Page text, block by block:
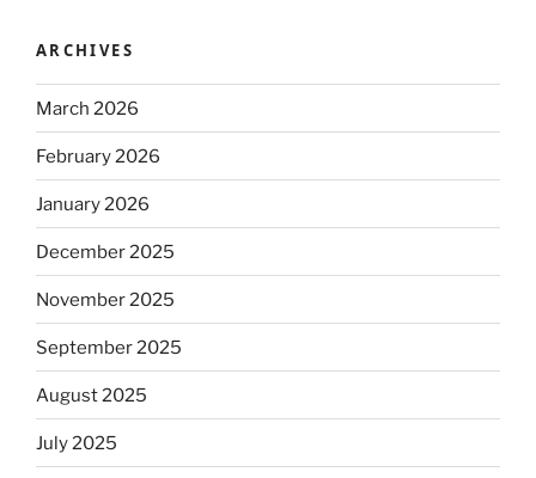
ARCHIVES
March 2026
February 2026
January 2026
December 2025
November 2025
September 2025
August 2025
July 2025